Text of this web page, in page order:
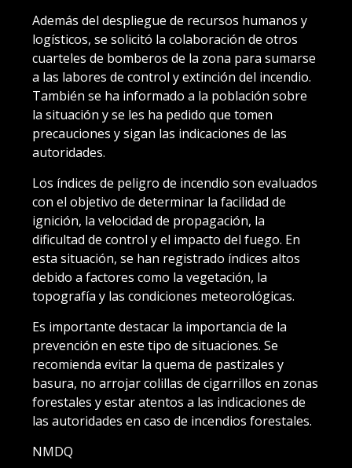
Además del despliegue de recursos humanos y
logísticos, se solicitó la colaboración de otros
cuarteles de bomberos de la zona para sumarse
a las labores de control y extinción del incendio.
También se ha informado a la población sobre
la situación y se les ha pedido que tomen
precauciones y sigan las indicaciones de las
autoridades.
Los índices de peligro de incendio son evaluados
con el objetivo de determinar la facilidad de
ignición, la velocidad de propagación, la
dificultad de control y el impacto del fuego. En
esta situación, se han registrado índices altos
debido a factores como la vegetación, la
topografía y las condiciones meteorológicas.
Es importante destacar la importancia de la
prevención en este tipo de situaciones. Se
recomienda evitar la quema de pastizales y
basura, no arrojar colillas de cigarrillos en zonas
forestales y estar atentos a las indicaciones de
las autoridades en caso de incendios forestales.
NMDQ